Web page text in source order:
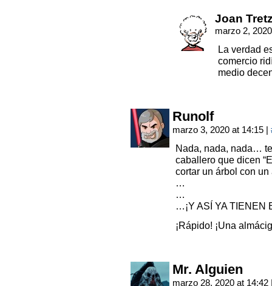
Joan
marzo 2,
La verdad
comercio
medio
Runolf
marzo 3, 2020 at 14:15 |
Nada, nada, nada…
caballero que dicen
cortar un árbol con
…
…
…¡Y ASÍ YA TIENEN
¡Rápido! ¡Una
Mr. Alguien
marzo 28, 2020 at 14:42